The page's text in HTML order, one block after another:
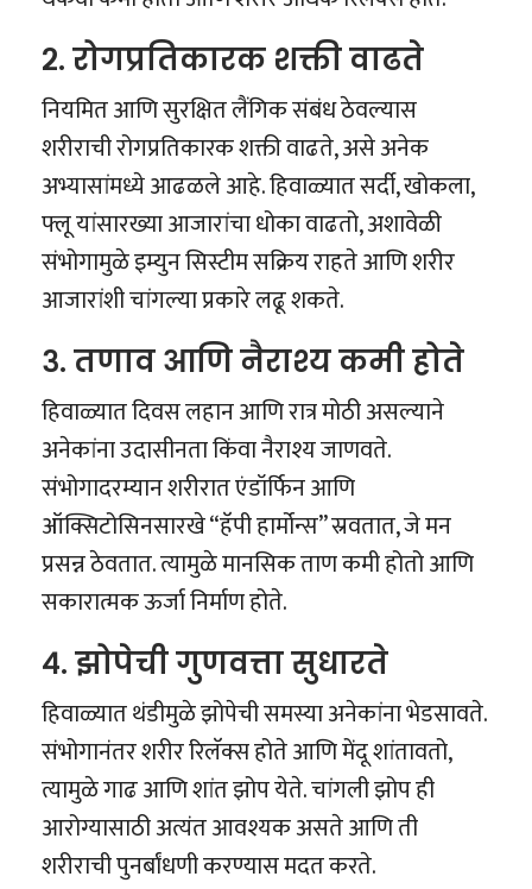
२. रोगप्रतिकारक शक्ती वाढते
नियमित आणि सुरक्षित लैंगिक संबंध ठेवल्यास
शरीराची रोगप्रतिकारक शक्ती वाढते, असे अनेक
अभ्यासांमध्ये आढळले आहे. हिवाळ्यात सर्दी, खोकला,
फ्लू यांसारख्या आजारांचा धोका वाढतो, अशावेळी
संभोगामुळे इम्युन सिस्टीम सक्रिय राहते आणि शरीर
आजारांशी चांगल्या प्रकारे लढू शकते.
३. तणाव आणि नैराश्य कमी होते
हिवाळ्यात दिवस लहान आणि रात्र मोठी असल्याने
अनेकांना उदासीनता किंवा नैराश्य जाणवते.
संभोगादरम्यान शरीरात एंडॉर्फिन आणि
ऑक्सिटोसिनसारखे “हॅपी हार्मोन्स” स्रवतात, जे मन
प्रसन्न ठेवतात. त्यामुळे मानसिक ताण कमी होतो आणि
सकारात्मक ऊर्जा निर्माण होते.
४. झोपेची गुणवत्ता सुधारते
हिवाळ्यात थंडीमुळे झोपेची समस्या अनेकांना भेडसावते.
संभोगानंतर शरीर रिलॅक्स होते आणि मेंदू शांतावतो,
त्यामुळे गाढ आणि शांत झोप येते. चांगली झोप ही
आरोग्यासाठी अत्यंत आवश्यक असते आणि ती
शरीराची पुनर्बांधणी करण्यास मदत करते.